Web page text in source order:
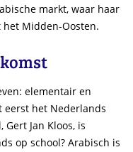
markt, waar haar
Midden-Oosten.
elementair en
eerst het Nederlands
Jan Kloos, is
op school? Arabisch is